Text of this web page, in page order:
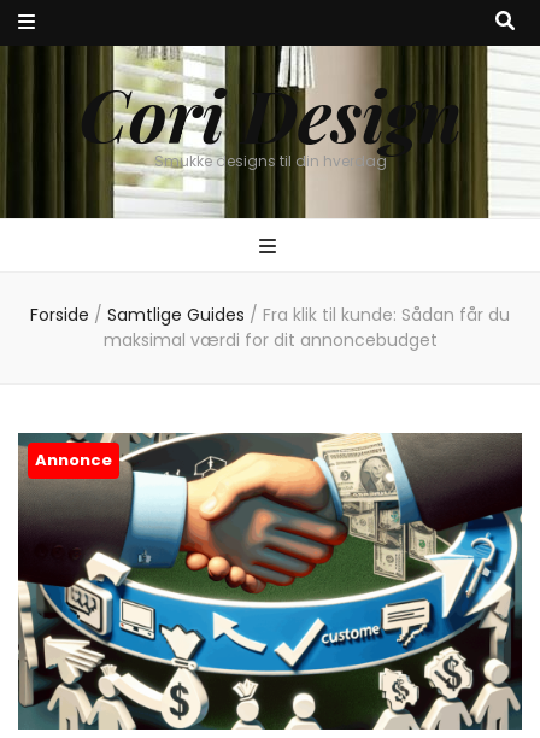
Cori Design
Smukke designs til din hverdag
Forside / Samtlige Guides / Fra klik til kunde: Sådan får du
maksimal værdi for dit annoncebudget
Annonce